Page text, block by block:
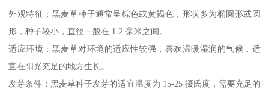
外观特征：黑麦草种子通常呈棕色或黄褐色，形状多为椭圆形或圆
形，种子较小，直径一般在 1-2 毫米之间。
适应环境：黑麦草对环境的适应性较强，喜欢温暖湿润的气候，适
宜在阳光充足的地方生长。
发芽条件：黑麦草种子发芽的适宜温度为 15-25 摄氏度，需要充足的